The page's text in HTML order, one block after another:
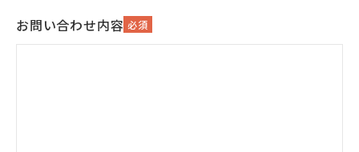
お問い合わせ内容 必須